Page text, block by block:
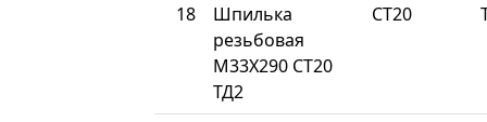
18
Шпилька
резьбовая
М33Х290 СТ20
ТД2
СТ20